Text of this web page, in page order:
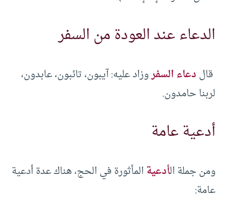
الدعاء عند العودة من السفر
قالدعاء السفروزاد عليه: آيبون، تائبون، عابدون،
لربنا حامدون.
أدعية عامة
ومن جملة الأدعيةالمأثورة في الحج، هناك عدة أدعية
عامة: